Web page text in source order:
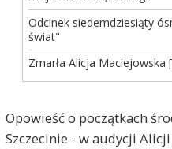
Odcinek siedemdziesiąty
świat"
Zmarła Alicja Maciejowska
Opowieść o początkach
Szczecinie - w audycji